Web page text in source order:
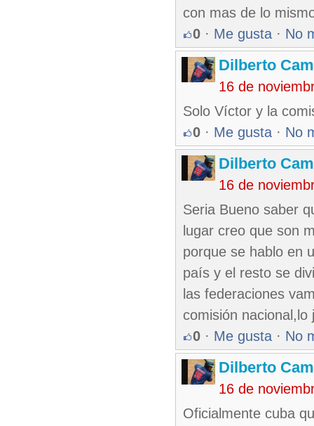
con mas de lo
0 · Me gusta · No
Dilberto
16 de
Solo Víctor y la
0 · Me gusta · No
Dilberto
16 de
Seria Bueno saber
lugar creo que son
porque se hablo en
país y el resto se
las federaciones
comisión
0 · Me gusta · No
Dilberto
16 de
Oficialmente cuba